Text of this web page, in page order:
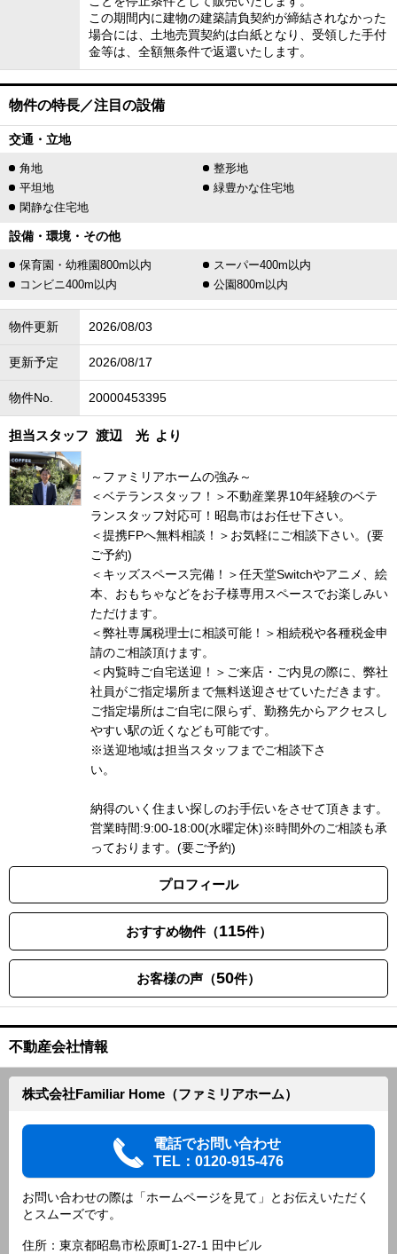
この期間内に建物の建築請負契約が締結されなかった
場合には、土地売買契約は白紙となり、受領した手付
金等は、全額無条件で返還いたします。
物件の特長／注目の設備
交通・立地
角地
整形地
平坦地
緑豊かな住宅地
閑静な住宅地
設備・環境・その他
保育園・幼稚園800m以内
スーパー400m以内
コンビニ400m以内
公園800m以内
物件更新 2026/08/03
更新予定 2026/08/17
物件No. 20000453395
担当スタッフ 渡辺 光 より
～ファミリアホームの強み～
＜ベテランスタッフ！＞不動産業界10年経験のベテ
ランスタッフ対応可！昭島市はお任せ下さい。
＜提携FPへ無料相談！＞お気軽にご相談下さい。(要
ご予約)
＜キッズスペース完備！＞任天堂Switchやアニメ、絵
本、おもちゃなどをお子様専用スペースでお楽しみい
ただけます。
＜弊社専属税理士に相談可能！＞相続税や各種税金申
請のご相談頂けます。
＜内覧時ご自宅送迎！＞ご来店・ご内見の際に、弊社
社員がご指定場所まで無料送迎させていただきます。
ご指定場所はご自宅に限らず、勤務先からアクセスし
やすい駅の近くなども可能です。
※送迎地域は担当スタッフまでご相談下さ
い
納得のいく住まい探しのお手伝いをさせて頂きます。
営業時間:9:00-18:00(水曜定休)※時間外のご相談も承
っております。(要ご予約)
プロフィール
おすすめ物件（115件）
お客様の声（50件）
不動産会社情報
株式会社Familiar Home（ファミリアホーム）
電話でお問い合わせ
TEL：0120-915-476
お問い合わせの際は「ホームページを見て」とお伝えいただく
とスムーズです。
住所：東京都昭島市松原町1-27-1 田中ビル